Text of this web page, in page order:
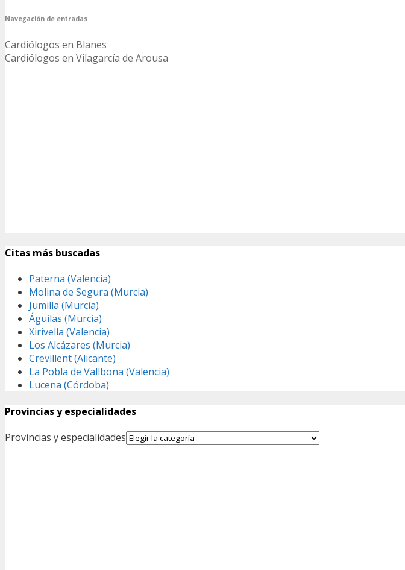
Navegación de entradas
Cardiólogos en Blanes
Cardiólogos en Vilagarcía de Arousa
Citas más buscadas
Paterna (Valencia)
Molina de Segura (Murcia)
Jumilla (Murcia)
Águilas (Murcia)
Xirivella (Valencia)
Los Alcázares (Murcia)
Crevillent (Alicante)
La Pobla de Vallbona (Valencia)
Lucena (Córdoba)
Provincias y especialidades
Provincias y especialidades